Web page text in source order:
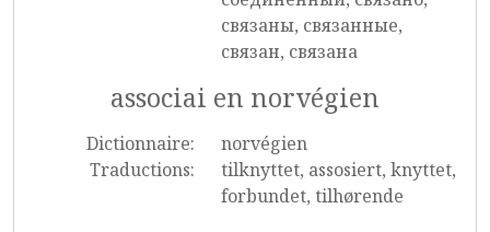
связаны, связанные,
связан, связана
associai en norvégien
Dictionnaire:
norvégien
Traductions:
tilknyttet, assosiert, knyttet,
forbundet, tilhørende